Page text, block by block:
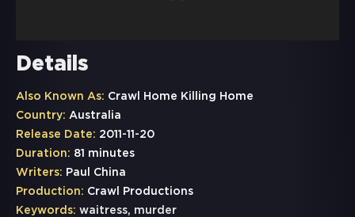
Details
Also Known As: Crawl Home Killing Home
Country: Australia
Release Date: 2011-11-20
Duration: 81 minutes
Writers: Paul China
Production: Crawl Productions
Keywords: waitress, murder